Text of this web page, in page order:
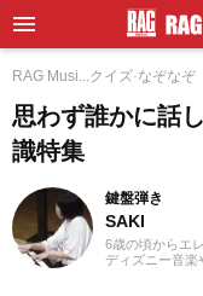
RAG Musi...クイズ·なぞなぞ
思わず誰かに話
識特集
鍵盤弾き
SAKI
6歳の頃からエ
ディズニー音楽